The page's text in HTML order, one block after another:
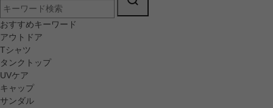
おすすめキーワード
アウトドア
Tシャツ
タンクトップ
UVケア
キャップ
サンダル